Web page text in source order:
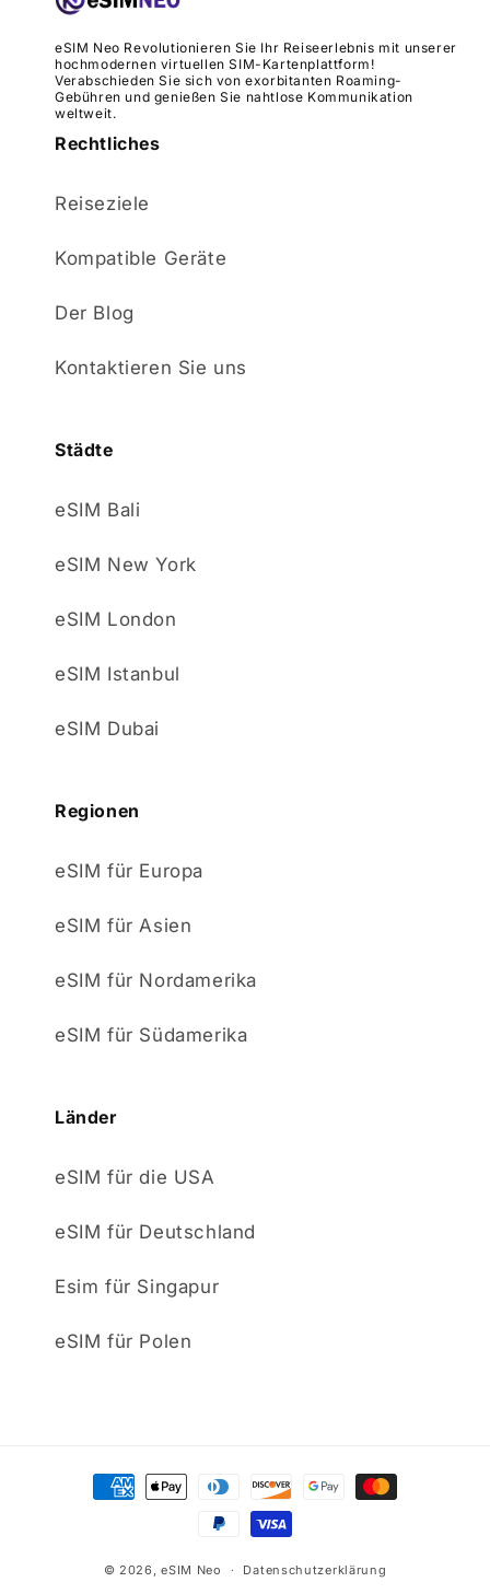
eSIM Neo Revolutionieren Sie Ihr Reiseerlebnis mit unserer
hochmodernen virtuellen SIM-Kartenplattform!
Verabschieden Sie sich von exorbitanten Roaming-
Gebühren und genießen Sie nahtlose Kommunikation
weltweit.
Rechtliches
Reiseziele
Kompatible Geräte
Der Blog
Kontaktieren Sie uns
Städte
eSIM Bali
eSIM New York
eSIM London
eSIM Istanbul
eSIM Dubai
Regionen
eSIM für Europa
eSIM für Asien
eSIM für Nordamerika
eSIM für Südamerika
Länder
eSIM für die USA
eSIM für Deutschland
Esim für Singapur
eSIM für Polen
Zahlungsmethoden
© 2026,eSIM Neo Datenschutzerklärung